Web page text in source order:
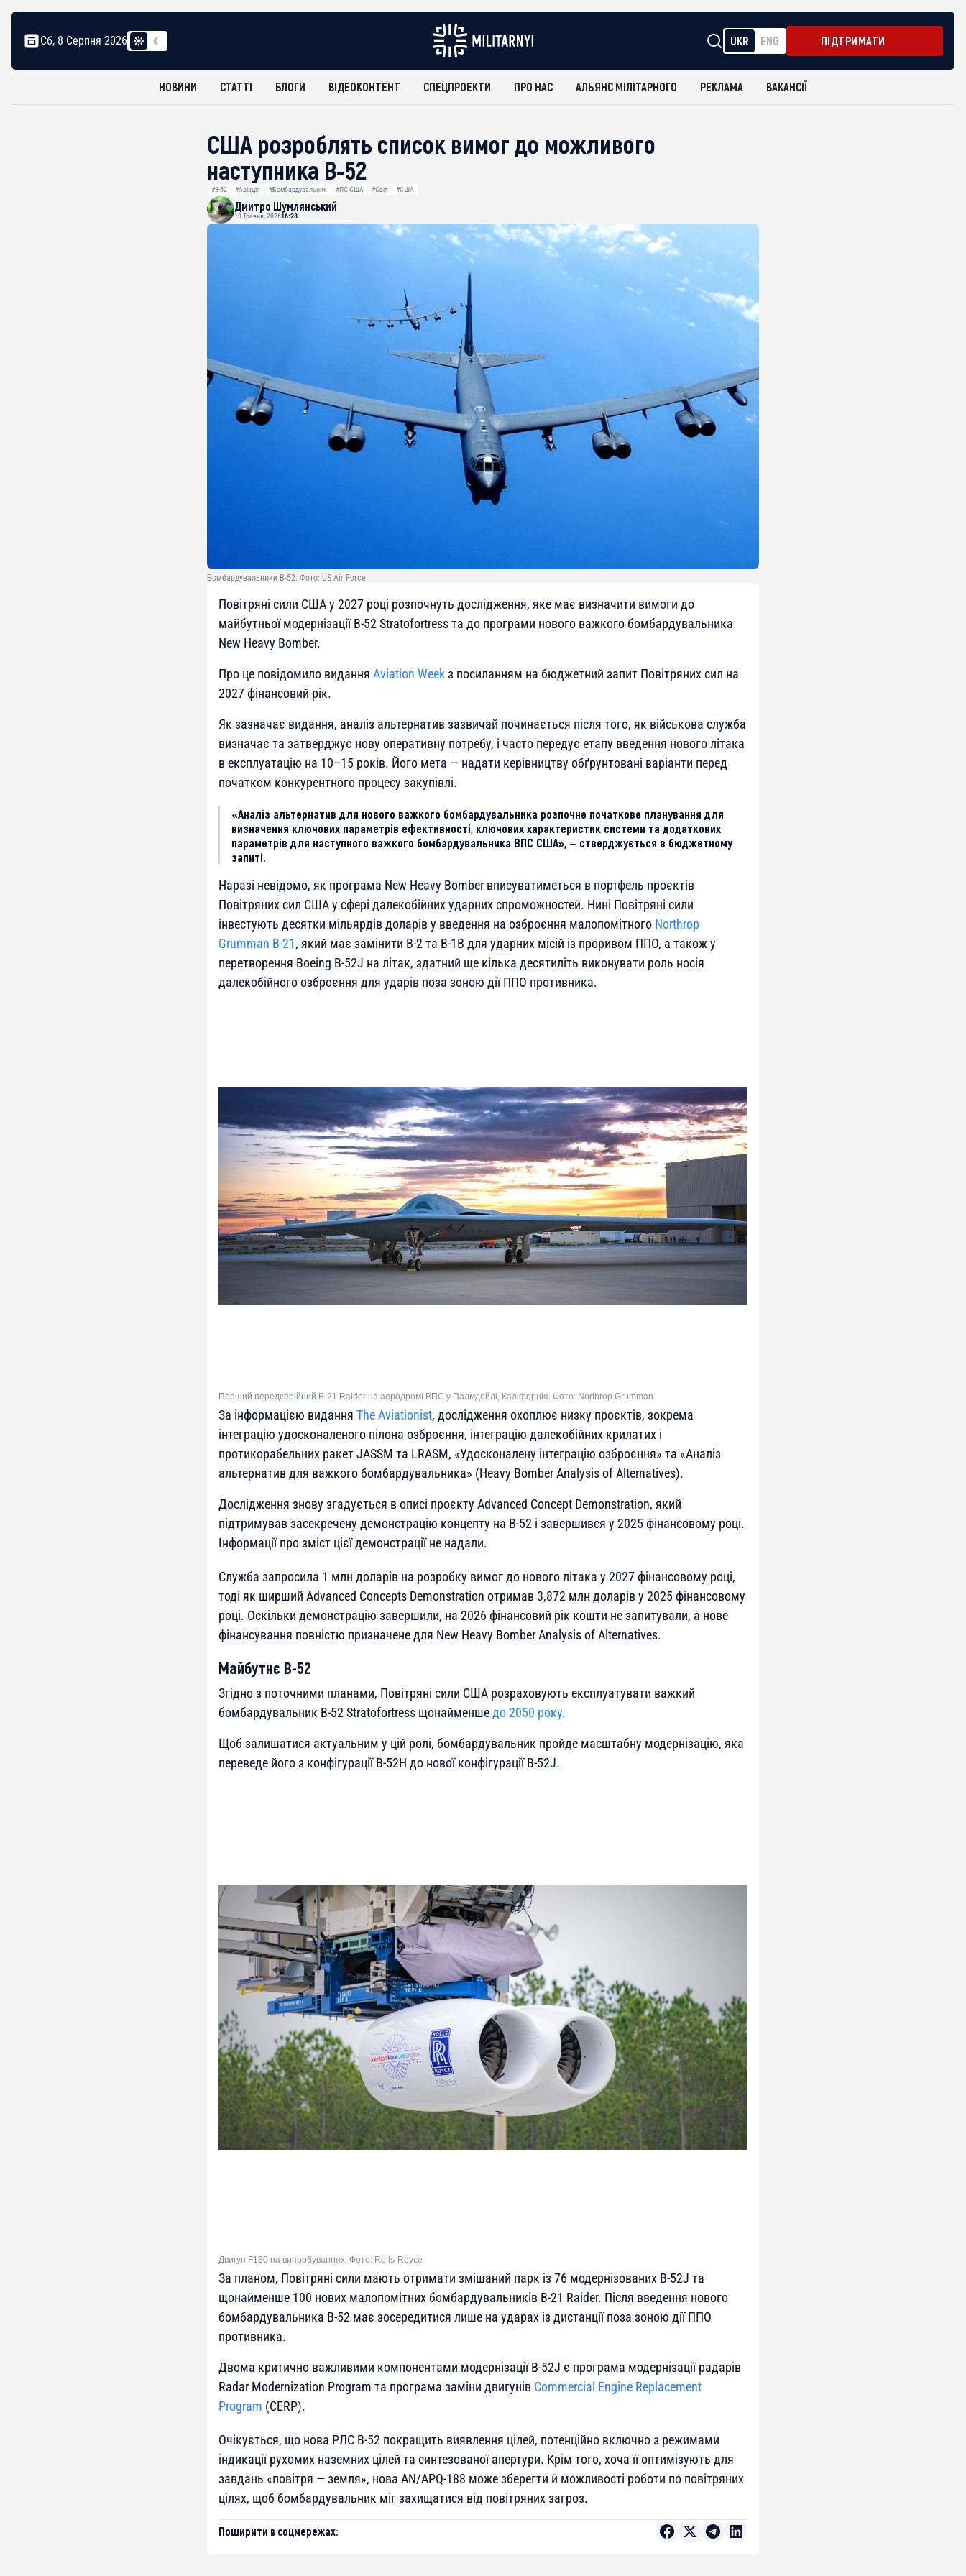
Сб, 8 Серпня 2026 UKR ENG ПІДТРИМАТИ
НОВИНИ СТАТТІ БЛОГИ ВІДЕОКОНТЕНТ СПЕЦПРОЕКТИ ПРО НАС АЛЬЯНС МІЛІТАРНОГО РЕКЛАМА ВАКАНСІЇ
США розроблять список вимог до можливого
наступника B-52
#B-52 #Авіація #Бомбардувальник #ПС США #Світ #США
Дмитро Шумлянський
10 Травня, 202616:28
Бомбардувальники B-52. Фото: US Air Force
Повітряні сили США у 2027 році розпочнуть дослідження, яке має визначити вимоги до
майбутньої модернізації B-52 Stratofortress та до програми нового важкого бомбардувальника
New Heavy Bomber.
Про це повідомило видання Aviation Weekз посиланням на бюджетний запит Повітряних сил на
2027 фінансовий рік.
Як зазначає видання, аналіз альтернатив зазвичай починається після того, як військова служба
визначає та затверджує нову оперативну потребу, і часто передує етапу введення нового літака
в експлуатацію на 10–15 років. Його мета — надати керівництву обґрунтовані варіанти перед
початком конкурентного процесу закупівлі.
«Аналіз альтернатив для нового важкого бомбардувальника розпочне початкове планування для
визначення ключових параметрів ефективності, ключових характеристик системи та додаткових
параметрів для наступного важкого бомбардувальника ВПС США», — стверджується в бюджетному
запиті.
Наразі невідомо, як програма New Heavy Bomber вписуватиметься в портфель проєктів
Повітряних сил США у сфері далекобійних ударних спроможностей. Нині Повітряні сили
інвестують десятки мільярдів доларів у введення на озброєння малопомітного Northrop
Grumman B-21, який має замінити B-2 та B-1B для ударних місій із проривом ППО, а також у
перетворення Boeing B-52J на літак, здатний ще кілька десятиліть виконувати роль носія
далекобійного озброєння для ударів поза зоною дії ППО противника.
Перший передсерійний B-21 Raider на аеродромі ВПС у Палмдейлі, Каліфорнія. Фото: Northrop Grumman
За інформацією видання The Aviationist, дослідження охоплює низку проєктів, зокрема
інтеграцію удосконаленого пілона озброєння, інтеграцію далекобійних крилатих і
протикорабельних ракет JASSM та LRASM, «Удосконалену інтеграцію озброєння» та «Аналіз
альтернатив для важкого бомбардувальника» (Heavy Bomber Analysis of Alternatives).
Дослідження знову згадується в описі проєкту Advanced Concept Demonstration, який
підтримував засекречену демонстрацію концепту на B-52 і завершився у 2025 фінансовому році.
Інформації про зміст цієї демонстрації не надали.
Служба запросила 1 млн доларів на розробку вимог до нового літака у 2027 фінансовому році,
тоді як ширший Advanced Concepts Demonstration отримав 3,872 млн доларів у 2025 фінансовому
році. Оскільки демонстрацію завершили, на 2026 фінансовий рік кошти не запитували, а нове
фінансування повністю призначене для New Heavy Bomber Analysis of Alternatives.
Майбутнє B-52
Згідно з поточними планами, Повітряні сили США розраховують експлуатувати важкий
бомбардувальник B-52 Stratofortress щонайменшедо 2050 року.
Щоб залишатися актуальним у цій ролі, бомбардувальник пройде масштабну модернізацію, яка
переведе його з конфігурації B-52H до нової конфігурації B-52J.
Двигун F130 на випробуваннях. Фото: Rolls-Royce
За планом, Повітряні сили мають отримати змішаний парк із 76 модернізованих B-52J та
щонайменше 100 нових малопомітних бомбардувальників B-21 Raider. Після введення нового
бомбардувальника B-52 має зосередитися лише на ударах із дистанції поза зоною дії ППО
противника.
Двома критично важливими компонентами модернізації B-52J є програма модернізації радарів
Radar Modernization Program та програма заміни двигунів Commercial Engine Replacement
Program (CERP).
Очікується, що нова РЛС B-52 покращить виявлення цілей, потенційно включно з режимами
індикації рухомих наземних цілей та синтезованої апертури. Крім того, хоча її оптимізують для
завдань «повітря — земля», нова AN/APQ-188 може зберегти й можливості роботи по повітряних
цілях, щоб бомбардувальник міг захищатися від повітряних загроз.
Поширити в соцмережах: